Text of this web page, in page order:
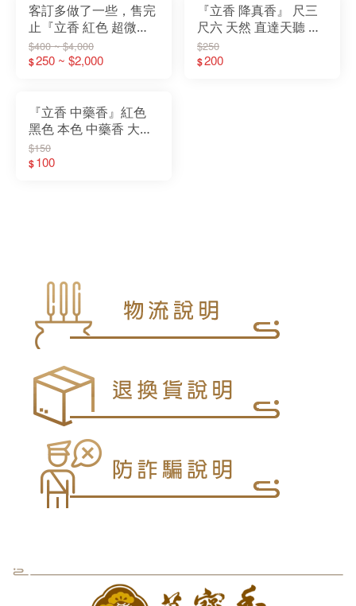
客訂多做了一些，售完
止『立香 紅色 超微煙
環保 老山檀 』尺3 尺6
一斤裝 香 立香 檀香 原
$400 ~ $4,000
$250 ~ $2,000
『立香 降真香』 尺三
尺六 天然 直達天聽 檀
香 料香 線香 立香 微煙
環保香 傳統 手工香
$250
$200
『立香 中藥香』紅色
黑色 本色 中藥香 大廟
通用款 尺3 尺6 一斤裝
香 立香 檀香 原木香
$150
$100